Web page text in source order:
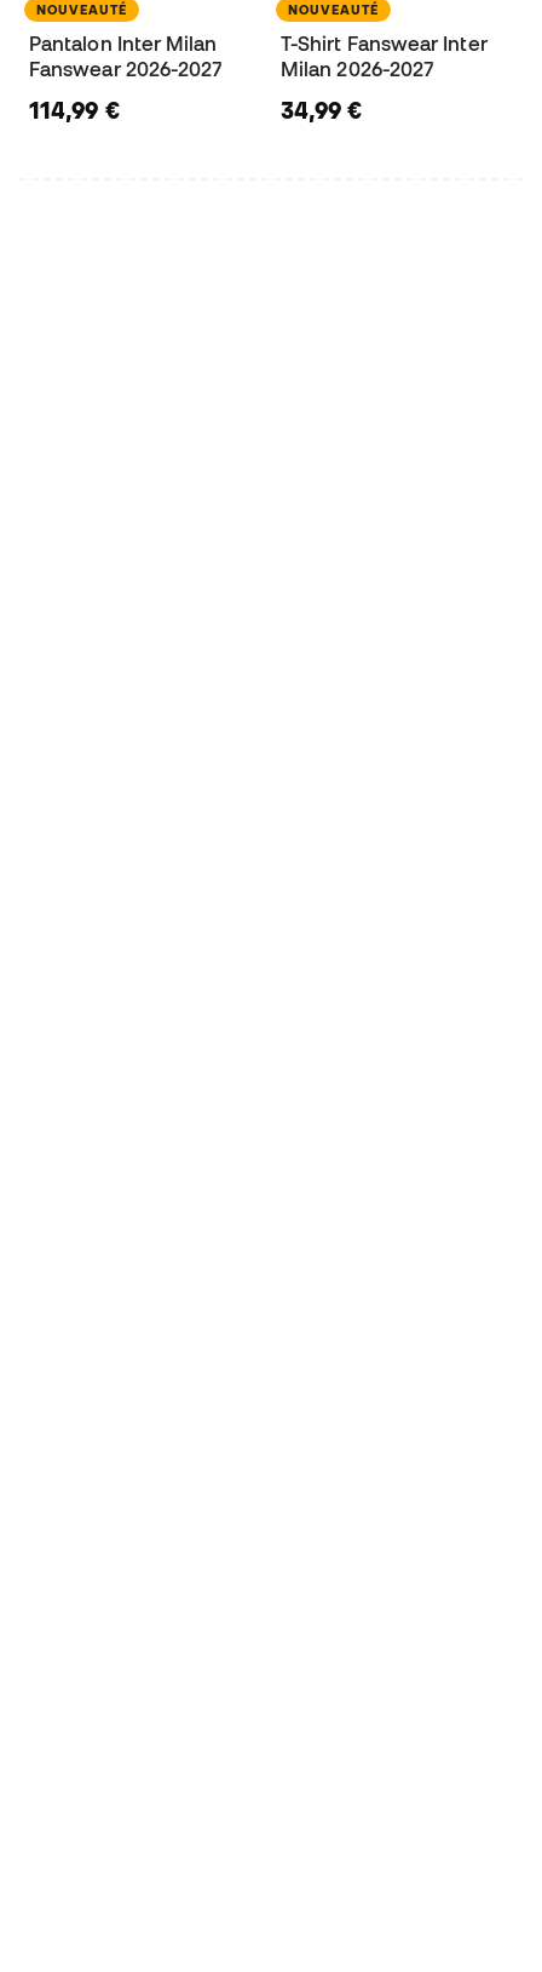
NOUVEAUTÉ
Pantalon Inter Milan
Fanswear 2026-2027
114,99 €
NOUVEAUTÉ
T-Shirt Fanswear Inter
Milan 2026-2027
34,99 €